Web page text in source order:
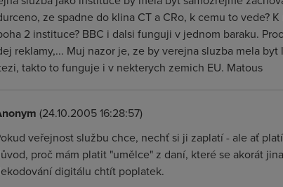
ze spadne do klina CT a CRo, k cemu to vede?
2 instituce? BBC i dalsi funguji v jednom baraku.
reklamy,... Muj nazor je, ze by verejna sluzba mela
takto to funguje i v nekterych zemich EU. Matous
(24.10.2005 16:28:57)
veřejnost službu chce, nechť si ji zaplatí - ale ať
proč mám platit "umělce" z daní, které se akorát
digitálu chtít poplatek.